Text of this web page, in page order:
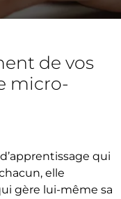
de vos
micro-
qui
elle
gère lui-même sa